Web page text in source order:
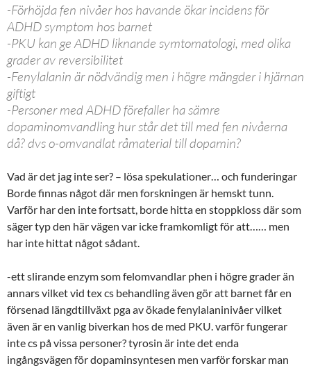
-Förhöjda fen nivåer hos havande ökar incidens för
ADHD symptom hos barnet
-PKU kan ge ADHD liknande symtomatologi, med olika
grader av reversibilitet
-Fenylalanin är nödvändig men i högre mängder i hjärnan
giftigt
-Personer med ADHD förefaller ha sämre
dopaminomvandling hur står det till med fen nivåerna
då? dvs o-omvandlat råmaterial till dopamin?
Vad är det jag inte ser? – lösa spekulationer… och funderingar
Borde finnas något där men forskningen är hemskt tunn.
Varför har den inte fortsatt, borde hitta en stoppkloss där som
säger typ den här vägen var icke framkomligt för att…… men
har inte hittat något sådant.
-ett slirande enzym som felomvandlar phen i högre grader än
annars vilket vid tex cs behandling även gör att barnet får en
försenad längdtillväxt pga av ökade fenylalaninivåer vilket
även är en vanlig biverkan hos de med PKU. varför fungerar
inte cs på vissa personer? tyrosin är inte det enda
ingångsvägen för dopaminsyntesen men varför forskar man